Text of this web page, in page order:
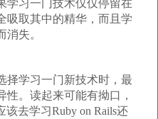
学习一门技术仅仅停留在
吸取其中的精华，而且学
失。
择学习一门新技术时，最
。读起来可能有拗口，
去学习Ruby on Rails还